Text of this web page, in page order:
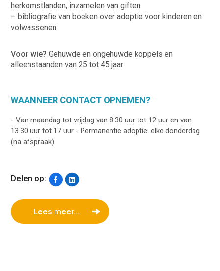
herkomstlanden, inzamelen van giften
– bibliografie van boeken over adoptie voor kinderen en
volwassenen
Voor wie? Gehuwde en ongehuwde koppels en
alleenstaanden van 25 tot 45 jaar
WAANNEER CONTACT OPNEMEN?
- Van maandag tot vrijdag van 8.30 uur tot 12 uur en van
13.30 uur tot 17 uur - Permanentie adoptie: elke donderdag
(na afspraak)
Delen op:
Lees meer...